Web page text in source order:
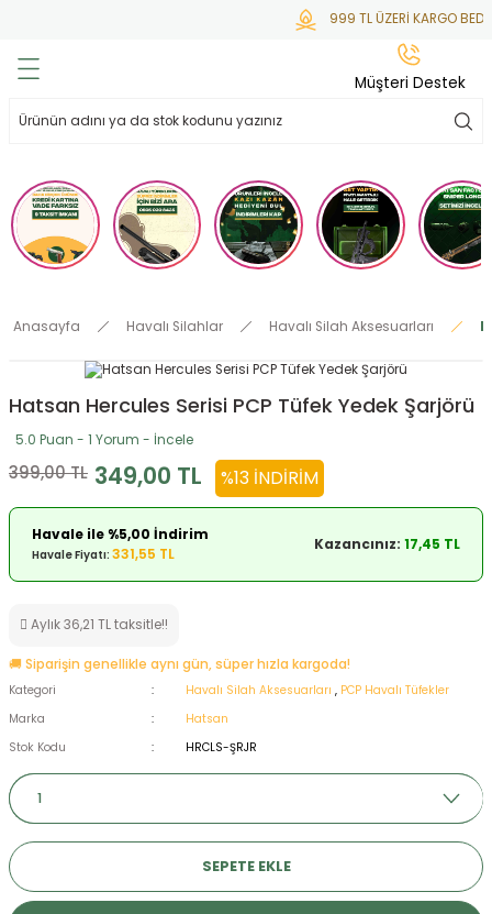
999 TL ÜZERİ KARGO
Mermisi
Tabure
Anasayfa Havalı Silahlar Havalı Silah Aksesuarları
Hatsan Hercules Serisi PCP Tüfek Yedek Şarjörü
5.0 Puan - 1 Yorum - İncele
399,00 TL 349,00 TL %13 İNDIRIM
Havale ile %5,00 İndirim
Havale Fiyatı: 331,55 TL
Kazancınız: 17,45 TL
Aylık 36,21 TL taksitle!!
🚚 Siparişin genellikle aynı gün, süper hızla kargoda!
Kategori Havalı Silah Aksesuarları , PCP Havalı Tüfekler
Marka
Hatsan
Stok Kodu
HRCLS-ŞRJR
SEPETE EKLE